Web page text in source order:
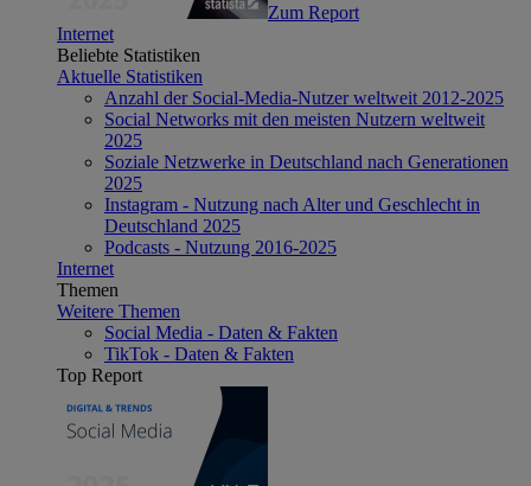
Zum Report
Internet
Beliebte Statistiken
Aktuelle Statistiken
Anzahl der Social-Media-Nutzer weltweit 2012-2025
Social Networks mit den meisten Nutzern weltweit
2025
Soziale Netzwerke in Deutschland nach Generationen
2025
Instagram - Nutzung nach Alter und Geschlecht in
Deutschland 2025
Podcasts - Nutzung 2016-2025
Internet
Themen
Weitere Themen
Social Media - Daten & Fakten
TikTok - Daten & Fakten
Top Report